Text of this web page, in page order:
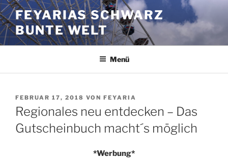
Zum
Inhalt
springen
FEYARIAS SCHWARZ
BUNTE WELT
Menü
VERÖFFENTLICHT
AM
FEBRUAR 17, 2018 VON FEYARIA
Regionales neu entdecken – Das
Gutscheinbuch macht´s möglich
*Werbung*